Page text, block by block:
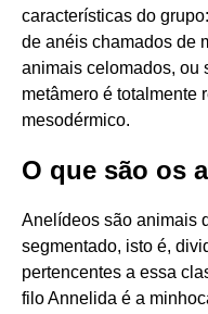
características do
de anéis chamados de
animais celomados, ou
metâmero é totalmente
mesodérmico.
O que são os
Anelídeos são animais
segmentado, isto é,
pertencentes a essa
filo Annelida é a